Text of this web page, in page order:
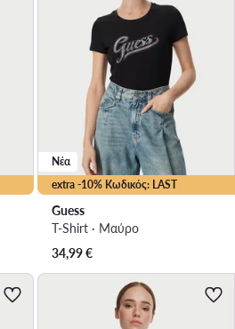
extra -10% Κωδικός: LAST
Νέα
Guess
T-Shirt · Μαύρο
34,99€